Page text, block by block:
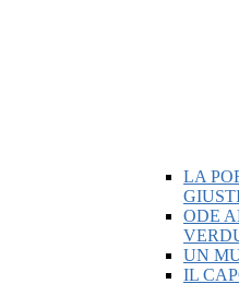
LA
ODE
UN
IL